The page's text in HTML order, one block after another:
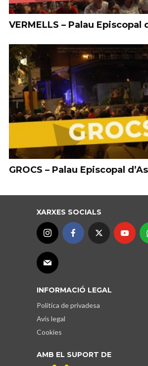
VERMELLS – Palau Episcopal
GROCS – Palau Episcopal
XARXES SOCIALS
INFORMACIÓ LEGAL
Política de privadesa
Avís legal
Cookies
AMB EL SUPORT DE